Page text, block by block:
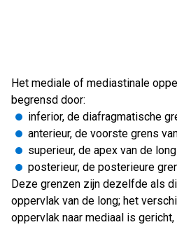
Het mediale of mediastinale
begrensd door:
inferior, de diafragmatische
anterieur, de voorste grens
superieur, de apex van de long
posterieur, de posterieure
Deze grenzen zijn dezelfde als
oppervlak van de long; het
oppervlak naar mediaal is